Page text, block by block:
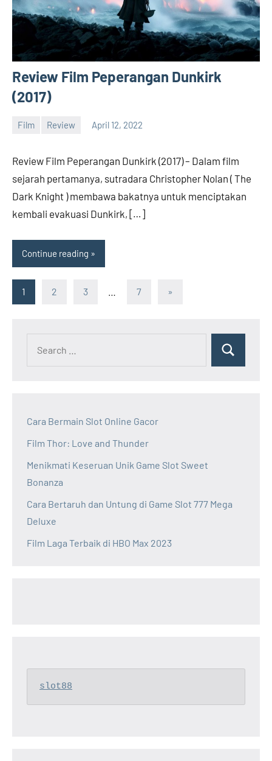
Review Film Peperangan Dunkirk
(2017)
Film Review April 12, 2022
Review Film Peperangan Dunkirk (2017) – Dalam film
sejarah pertamanya, sutradara Christopher Nolan ( The
Dark Knight ) membawa bakatnya untuk menciptakan
kembali evakuasi Dunkirk, […]
Continue reading
Posts
1 2 3 7
Next
»
Cara Bermain Slot Online Gacor
Film Thor: Love and Thunder
Menikmati Keseruan Unik Game Slot Sweet
Bonanza
Cara Bertaruh dan Untung di Game Slot 777 Mega
Deluxe
Film Laga Terbaik di HBO Max 2023
slot88